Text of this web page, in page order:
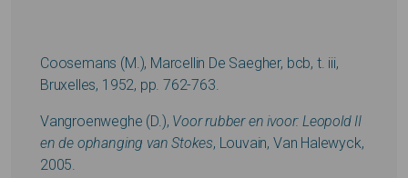
Coosemans (M.), Marcellin De Saegher, bcb, t. iii,
Bruxelles, 1952, pp. 762-763.
Vangroenweghe (D.), Voor rubber en ivoor: Leopold II
en de ophanging van Stokes, Louvain, Van Halewyck,
2005.